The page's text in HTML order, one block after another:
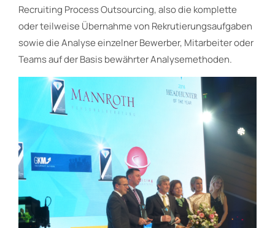
Recruiting Process Outsourcing, also die komplette
oder teilweise Übernahme von Rekrutierungsaufgaben
sowie die Analyse einzelner Bewerber, Mitarbeiter oder
Teams auf der Basis bewährter Analysemethoden.